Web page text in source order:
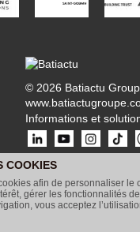
© 2026 Batiactu
Informations et
COOKIES
afin de personnaliser
gérer les fonctionnalités
vous acceptez